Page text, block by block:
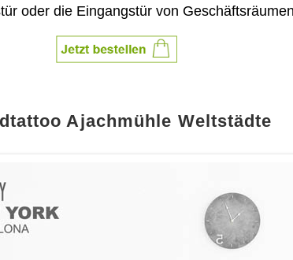
oder die Eingangstür von
Ajachmühle Weltstädte